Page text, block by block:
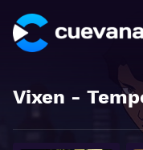
Vixen -